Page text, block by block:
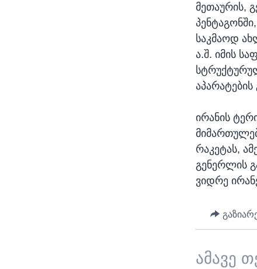
მეთაურის,
საკმაოდ
ა.შ. იმის
ირანის
რაკეტას,
გენერლის
ვიდრე
ამავე